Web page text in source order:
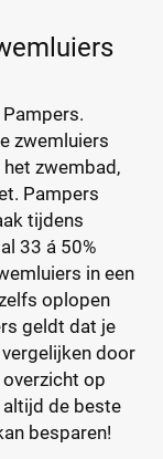
zwemluiers
zwembad,
Pampers
tijdens
33 á 50%
in een
oplopen
geldt dat je
door
op
altijd de beste
besparen!